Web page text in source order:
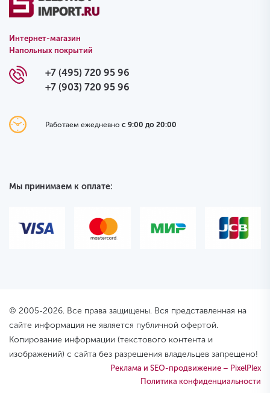
Интернет-магазин
Напольных покрытий
+7 (495) 720 95 96
+7 (903) 720 95 96
Работаем ежедневно с 9:00 до 20:00
Мы принимаем к оплате:
© 2005-2026. Все права защищены. Вся представленная на
сайте информация не является публичной офертой.
Копирование информации (текстового контента и
изображений) с сайта без разрешения владельцев запрещено!
Реклама и SEO-продвижение – PixelPlex
Политика конфиденциальности